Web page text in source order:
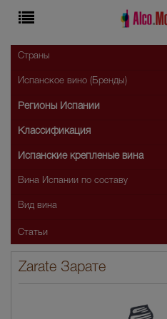
Zarate Зарате
Страны
Испанское вино (Бренды)
Регионы Испании
Классификация
Испанские крепленые вина
Вина Испании по составу
Вид вина
Статьи